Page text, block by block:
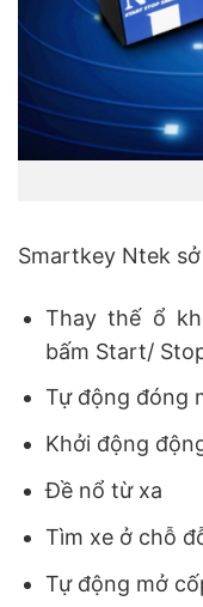
Smartkey Ntek
Thay thế ổ
bấm Start/
Tự động đóng
Khởi động
Đề nổ từ xa
Tìm xe ở chỗ
Tự động mở